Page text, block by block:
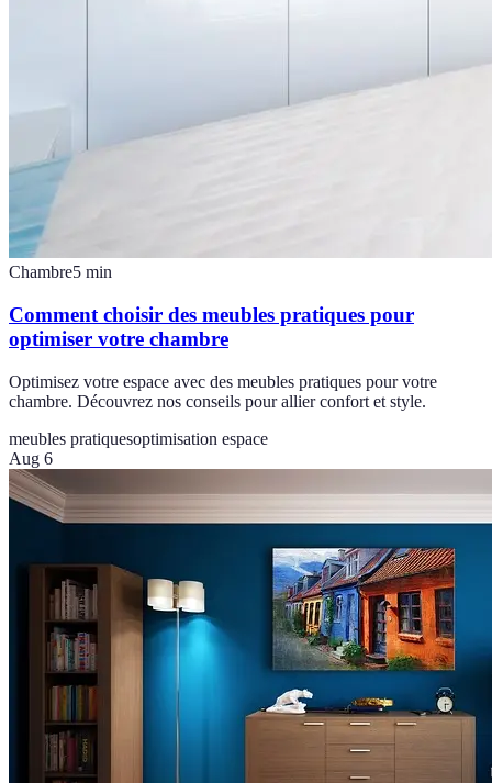
Chambre5 min
Comment choisir des meubles pratiques pour
optimiser votre chambre
Optimisez votre espace avec des meubles pratiques pour votre
chambre. Découvrez nos conseils pour allier confort et style.
meubles pratiquesoptimisation espace
Aug 6